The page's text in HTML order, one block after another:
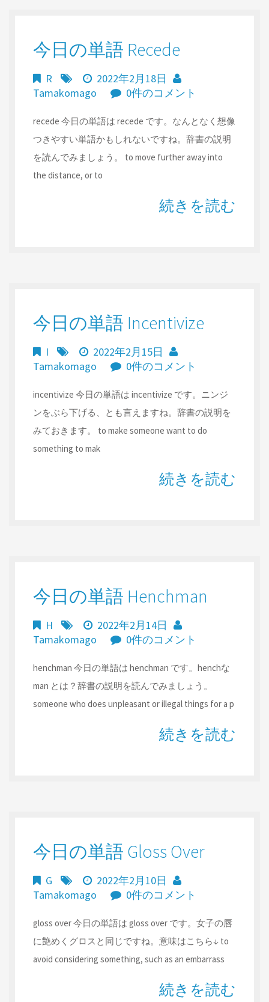
今日の単語 Recede
R
2022年2月18日
Tamakomago
0件のコメント
recede 今日の単語は recede です。なんとなく想像
つきやすい単語かもしれないですね。辞書の説明
を読んでみましょう。 to move further away into
the distance, or to
続きを読む
今日の単語 Incentivize
I
2022年2月15日
Tamakomago
0件のコメント
incentivize 今日の単語は incentivize です。ニンジ
ンをぶら下げる、とも言えますね。辞書の説明を
みておきます。 to make someone want to do
something to mak
続きを読む
今日の単語 Henchman
H
2022年2月14日
Tamakomago
0件のコメント
henchman 今日の単語は henchman です。henchな
man とは？辞書の説明を読んでみましょう。
someone who does unpleasant or illegal things for a p
続きを読む
今日の単語 Gloss Over
G
2022年2月10日
Tamakomago
0件のコメント
gloss over 今日の単語は gloss over です。女子の唇
に艶めくグロスと同じですね。意味はこちら↓ to
avoid considering something, such as an embarrass
続きを読む